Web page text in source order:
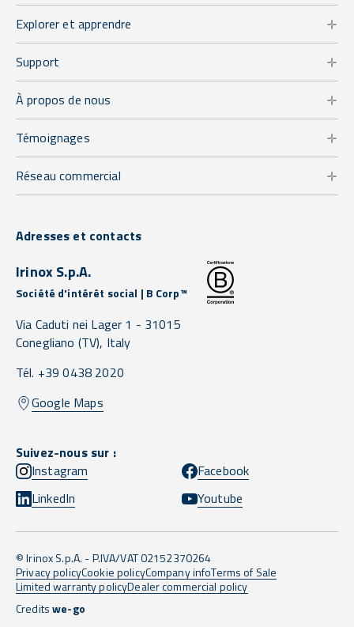
Explorer et apprendre
Support
À propos de nous
Témoignages
Réseau commercial
Adresses et contacts
Irinox S.p.A.
Société d'intérêt social | B Corp™
Via Caduti nei Lager 1 - 31015
Conegliano (TV), Italy
Tél. +39 0438 2020
Google Maps
Suivez-nous sur :
Instagram
Facebook
LinkedIn
Youtube
© Irinox S.p.A. - P.IVA/VAT 02152370264
Privacy policyCookie policyCompany infoTerms of Sale
Limited warranty policyDealer commercial policy
Creditswe-go